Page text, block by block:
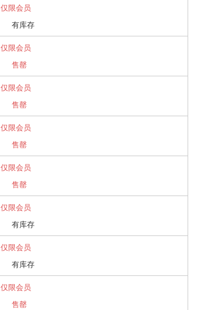
仅限会员
有库存
仅限会员
售罄
仅限会员
售罄
仅限会员
售罄
仅限会员
售罄
仅限会员
有库存
仅限会员
有库存
仅限会员
售罄